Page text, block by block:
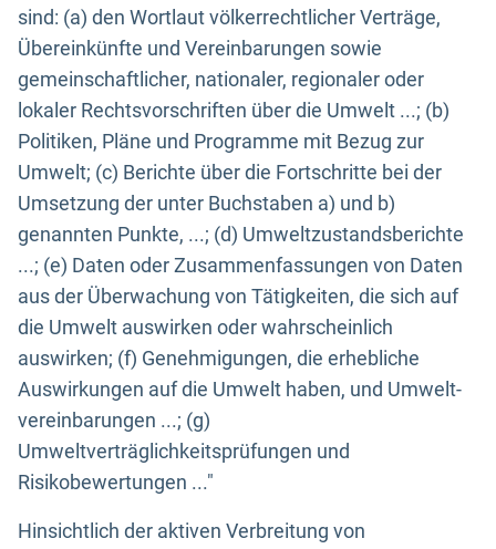
sind: (a) den Wortlaut völkerrechtlicher Verträge,
Übereinkünfte und Vereinbarungen sowie
gemeinschaftlicher, nationaler, regionaler oder
lokaler Rechtsvorschriften über die Umwelt ...; (b)
Politiken, Pläne und Programme mit Bezug zur
Umwelt; (c) Berichte über die Fortschritte bei der
Umsetzung der unter Buchstaben a) und b)
genannten Punkte, ...; (d) Umweltzustandsberichte
...; (e) Daten oder Zusammenfassungen von Daten
aus der Überwachung von Tätigkeiten, die sich auf
die Umwelt auswirken oder wahrscheinlich
auswirken; (f) Genehmigungen, die erhebliche
Auswirkungen auf die Umwelt haben, und Umwelt-
vereinbarungen ...; (g)
Umweltverträglichkeitsprüfungen und
Risikobewertungen ..."
Hinsichtlich der aktiven Verbreitung von